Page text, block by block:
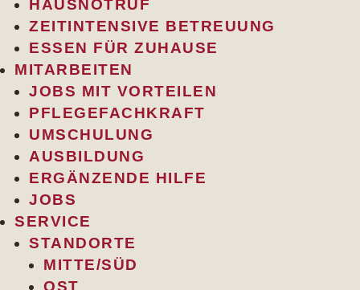
HAUSNOTRUF
ZEITINTENSIVE BETREUUNG
ESSEN FÜR ZUHAUSE
MITARBEITEN
JOBS MIT VORTEILEN
PFLEGEFACHKRAFT
UMSCHULUNG
AUSBILDUNG
ERGÄNZENDE HILFE
JOBS
SERVICE
STANDORTE
MITTE/SÜD
OST